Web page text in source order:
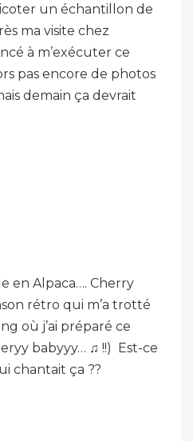
un échantillon de
ma visite chez
à m’exécuter ce
pas encore de photos
demain ça devrait
en Alpaca…. Cherry
rétro qui m’a trotté
où j’ai préparé ce
babyyy… ♫ !!) Est-ce
chantait ça ??